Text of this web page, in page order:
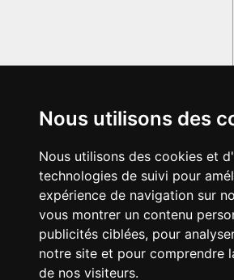
Nous utilisons des
Nous utilisons des cookies et
technologies de suivi pour
expérience de navigation sur
vous montrer un contenu
publicités ciblées, pour
notre site et pour comprendre
de nos visiteurs.